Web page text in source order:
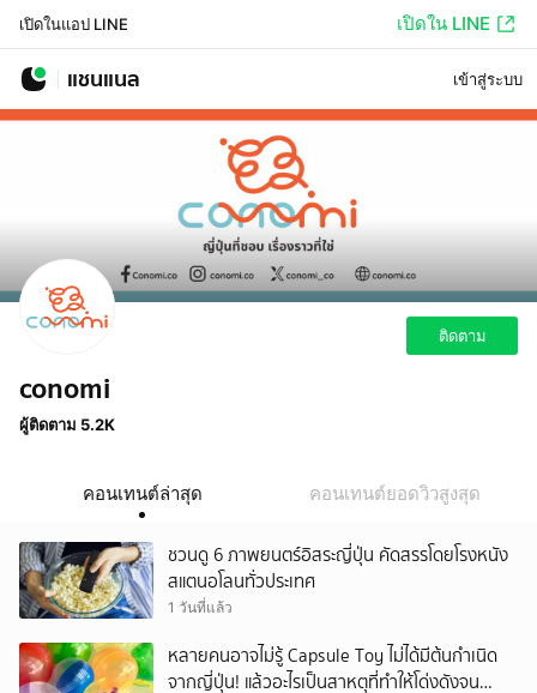
เปิดในแอป LINE เปิดใน LINE
แชนแนล เข้าสู่ระบบ
ติดตาม
conomi
ผู้ติดตาม 5.2K
คอนเทนต์ล่าสุด คอนเทนต์ยอดวิวสูงสุด
ชวนดู 6 ภาพยนตร์อิสระญี่ปุ่น คัดสรรโดยโรงหนัง
สแตนอโลนทั่วประเทศ
1 วันที่แล้ว
หลายคนอาจไม่รู้ Capsule Toy ไม่ได้มีต้นกำเนิด
จากญี่ปุ่น! แล้วอะไรเป็นสาหตุที่ทำให้โด่งดังจน